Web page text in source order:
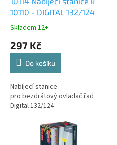
10110 - DIGITAL 132/124
Skladem 12+
297 Kč
Do košíku
Nabíjecí stanice
pro bezdrátový ovladač řad
Digital 132/124